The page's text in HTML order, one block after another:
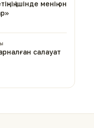
ішінде менің он
салауат